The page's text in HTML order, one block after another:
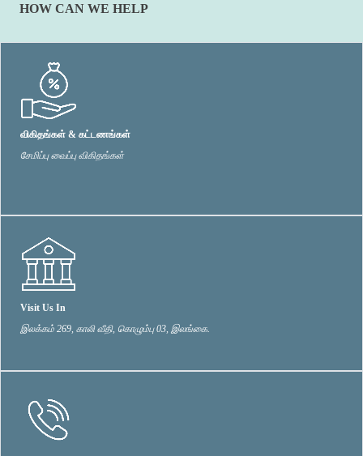
HOW CAN WE HELP
விகிதங்கள் & கட்டணங்கள்
சேமிப்பு வைப்பு விகிதங்கள்
Visit Us In
இலக்கம் 269, காலி வீதி, கொழும்பு 03, இலங்கை.